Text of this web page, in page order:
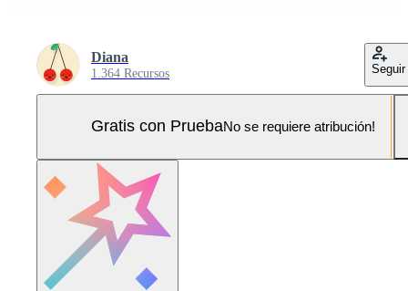
Diana
1.364 Recursos Seguir
Gratis con PruebaNo se requiere atribución!